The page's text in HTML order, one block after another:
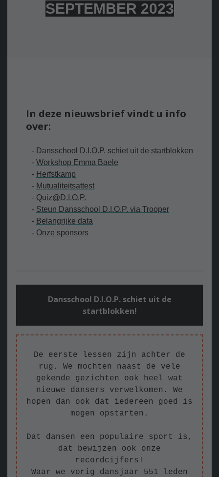
SEPTEMBER 2023
In deze nieuwsbrief vindt u info
over:
- Dansschool D.I.O.P. schiet uit de startblokken
- Workshop Emma Baele
- Herfstkamp
- Mutualiteitsattest
- Quiz@D.I.O.P.
- Steun Dansschool D.I.O.P. via Trooper
- Belangrijke data
- Onze sponsors
Dansschool D.I.O.P. schiet uit de
startblokken!
De eerste lessen zijn achter de
rug. We mochten naast de vele
gekende gezichten ook heel wat
nieuwe dansers verwelkomen. We
hopen dan ook dat iedereen goed is
mogen opstarten.
Dat dansen een populaire sport is,
dat bewijzen ook onze
recordcijfers!
Waar we vorig dansjaar 551 leden